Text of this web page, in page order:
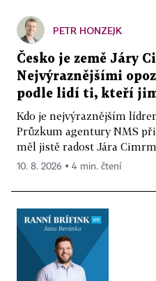
PETR HONZEJK
Česko je země Járy
Nejvýraznějšími
podle lidí ti, kteří
Kdo je nejvýraznějším
Průzkum agentury NMS
měl jistě radost Jára
10. 8. 2026 ▪ 4 min. čtení